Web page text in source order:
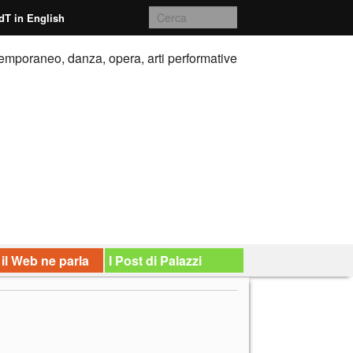
in English
danza, opera, arti performative
Web ne parla I Post di Palazzi